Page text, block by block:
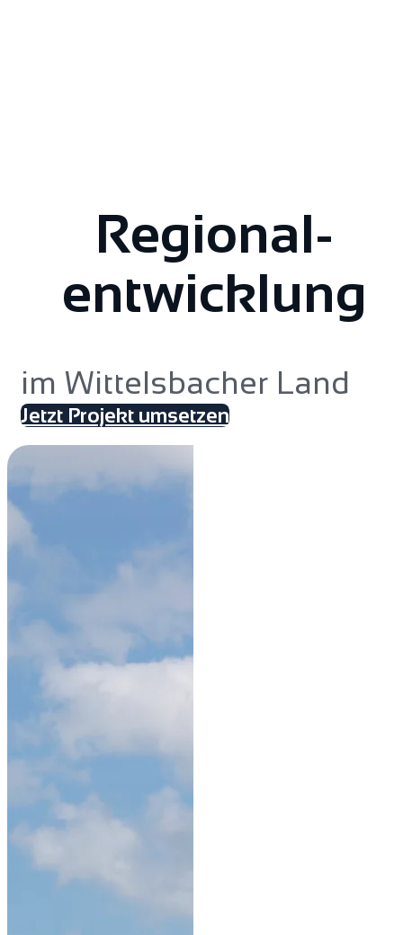
Regional­
entwicklung
im Wittelsbacher Land
Jetzt Projekt umsetzen